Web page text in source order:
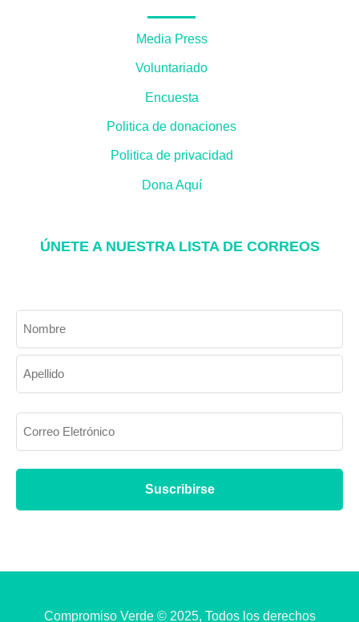
Media Press
Voluntariado
Encuesta
Politica de donaciones
Politica de privacidad
Dona Aquí
ÚNETE A NUESTRA LISTA DE CORREOS
Compromiso Verde © 2025, Todos los derechos